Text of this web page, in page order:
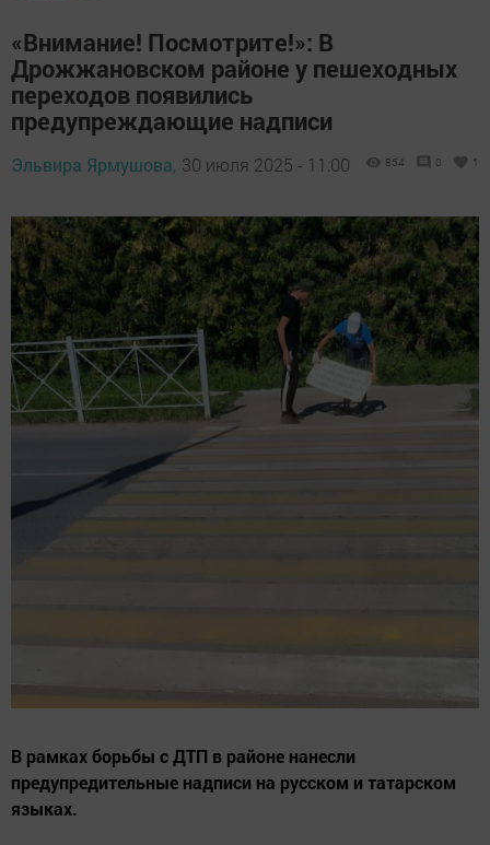
«Внимание! Посмотрите!»: В
Дрожжановском районе у пешеходных
переходов появились
предупреждающие надписи
Эльвира Ярмушова, 30 июля 2025 - 11:00 854 0 1
В рамках борьбы с ДТП в районе нанесли
предупредительные надписи на русском и татарском
языках.